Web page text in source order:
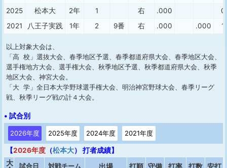
2025
松本大 2年 1 右 .000
0
2021
八王子実践 1年 2 9番 右 .000 .000 1
以上対象大会は、
「高 校」選抜大会、春季地区予選、春季都道府県大会、春季地区大会、
選手権地方大会、選手権大会、秋季地区予選、秋季都道府県大会、秋季
地区大会、神宮大会。
「大 学」全日本大学野球選手権大会、明治神宮野球大会、春季リーグ
戦、秋季リーグ戦の計４大会。
• 試合別
2026年度 2025年度 2024年度 2021年度
【2026年度 （松本大） 打者成績】
大
試合日 対戦チーム